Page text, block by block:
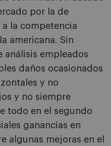
por la de
la competencia
americana. Sin
análisis empleados
daños ocasionados
y no
y no siempre
todo en el segundo
ganancias en
algunas mejoras en el